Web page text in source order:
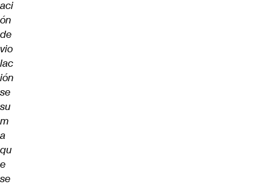
aci
ón
de
vio
lac
ión
se
su
m
a
qu
e
se